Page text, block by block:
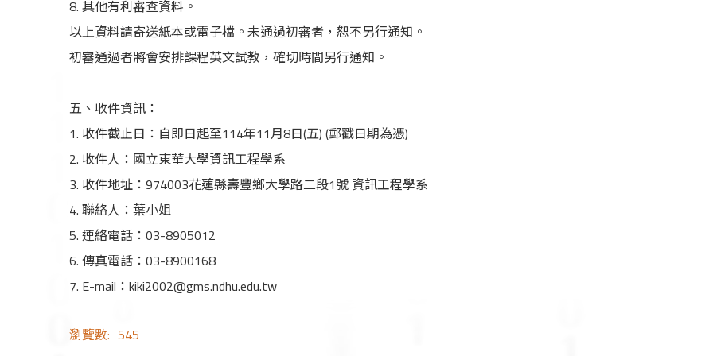
8. 其他有利審查資料。
以上資料請寄送紙本或電子檔。未通過初審者，恕不另行通知。
初審通過者將會安排課程英文試教，確切時間另行通知。
五、收件資訊：
1. 收件截止日：自即日起至114年11月8日(五) (郵戳日期為憑)
2. 收件人：國立東華大學資訊工程學系
3. 收件地址：974003花蓮縣壽豐鄉大學路二段1號 資訊工程學系
4. 聯絡人：葉小姐
5. 連絡電話：03-8905012
6. 傳真電話：03-8900168
7. E-mail：kiki2002@gms.ndhu.edu.tw
瀏覽數: 545